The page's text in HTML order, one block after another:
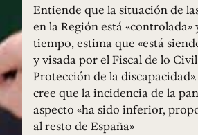
Entiende que la situación de
en la Región está «controlada»
tiempo, estima que «está
y visada por el Fiscal de lo
Protección de la
cree que la incidencia de la
aspecto «ha sido inferior,
al resto de España»